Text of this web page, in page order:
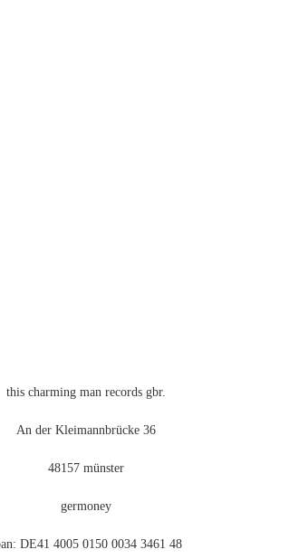
this charming man records gbr.
An der Kleimannbrücke 36
48157 münster
germoney
DE41 4005 0150 0034 3461 48